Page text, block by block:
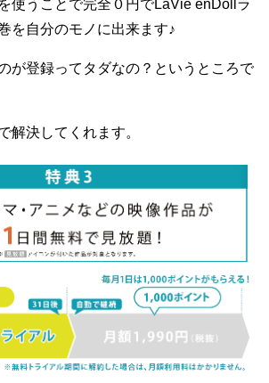
使うことで完全０円でLaVie enDollラ
を自分のモノに出来ます♪
が登録ってタダなの？というところで
解決してくれます。